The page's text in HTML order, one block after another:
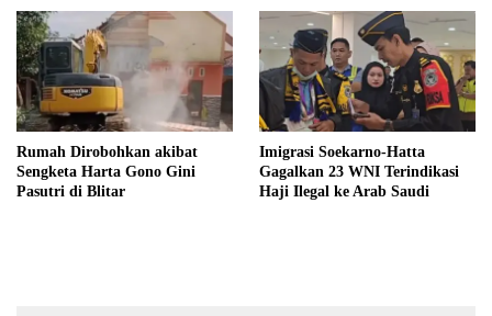
Rumah Dirobohkan akibat
Sengketa Harta Gono Gini
Pasutri di Blitar
Imigrasi Soekarno-Hatta
Gagalkan 23 WNI Terindikasi
Haji Ilegal ke Arab Saudi